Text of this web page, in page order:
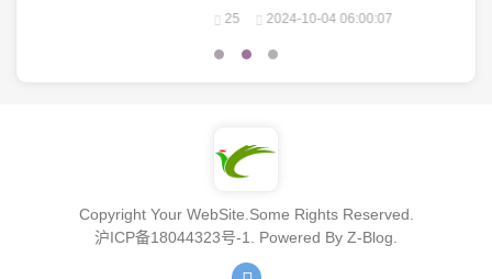
Copyright Your WebSite.Some Rights Reserved.
沪ICP备18044323号-1. Powered By Z-Blog.